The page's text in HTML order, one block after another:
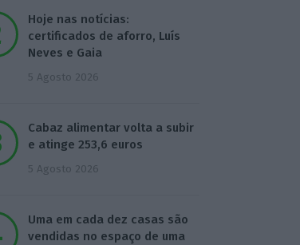
Hoje nas notícias:
certificados de aforro, Luís
Neves e Gaia
5 Agosto 2026
Cabaz alimentar volta a subir
e atinge 253,6 euros
5 Agosto 2026
Uma em cada dez casas são
vendidas no espaço de uma